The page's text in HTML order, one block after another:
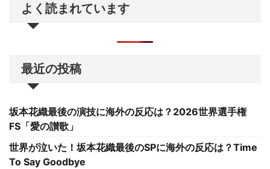
よく読まれています
最近の投稿
坂本花織最後の演技に海外の反応は？2026世界選手権
FS「愛の讃歌」
世界が泣いた！坂本花織最後のSPに海外の反応は？Time
To Say Goodbye